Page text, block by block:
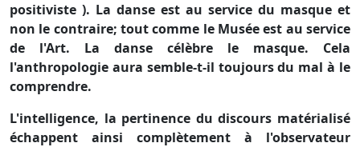
positiviste ). La danse est au service du masque et
non le contraire; tout comme le Musée est au service
de l'Art. La danse célèbre le masque. Cela
l'anthropologie aura semble-t-il toujours du mal à le
comprendre.
L'intelligence, la pertinence du discours matérialisé
échappent ainsi complètement à l'observateur